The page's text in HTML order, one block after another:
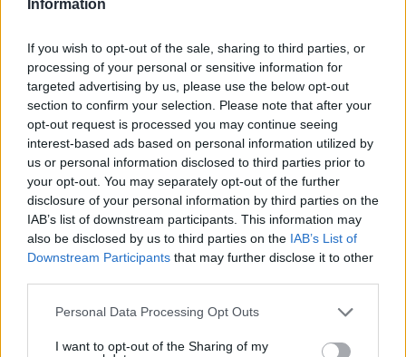
Information
If you wish to opt-out of the sale, sharing to third parties, or
processing of your personal or sensitive information for
targeted advertising by us, please use the below opt-out
section to confirm your selection. Please note that after your
opt-out request is processed you may continue seeing
interest-based ads based on personal information utilized by
us or personal information disclosed to third parties prior to
your opt-out. You may separately opt-out of the further
disclosure of your personal information by third parties on the
IAB’s list of downstream participants. This information may
also be disclosed by us to third parties on the IAB’s List of
Downstream Participants that may further disclose it to other
Please note that this website/app uses one or more Google
not limited to your visit or usage behaviour. You may click to
Personal Data Processing Opt Outs
I want to opt-out of the Sharing of my
Περιοδοντίτιδα: Η νέα θεραπεία που εξοντώνει τα
επιβλαβή βακτήρια και προστατεύει τα δόντια
πριν 20 λεπτά
Η Δυτική Ευρώπη έζησε το θερμότερο ξεκίνημα
καλοκαιριού στα χρονικά, φόβοι για νέα ρεκόρ
πριν 24 λεπτά
ΔΕΙΤΕ ΟΛΕΣ ΤΙΣ ΕΙΔΗΣΕΙΣ
ΤΑ ΠΙΟ ΔΗΜΟΦΙΛΗ